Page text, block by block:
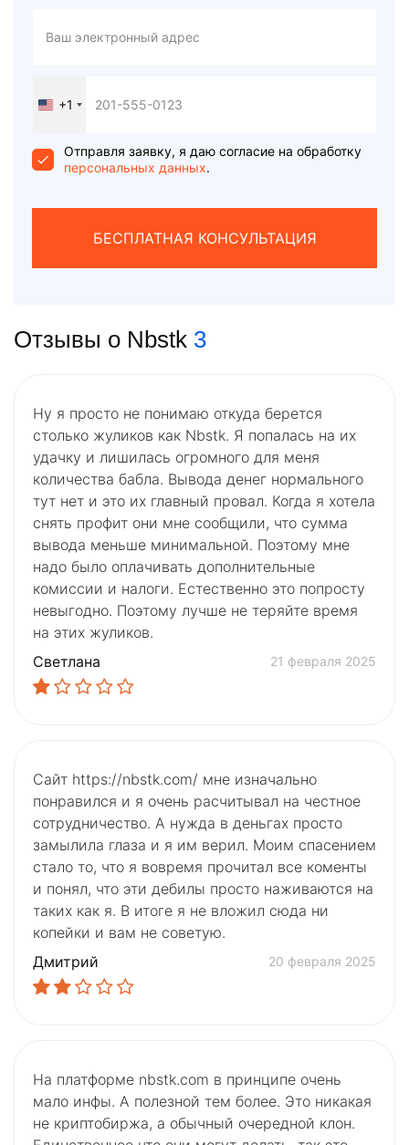
United
+1
+1
Отправля заявку, я даю согласие на обработку
персональных данных.
БЕСПЛАТНАЯ КОНСУЛЬТАЦИЯ
Отзывы о Nbstk 3
Ну я просто не понимаю откуда берется
столько жуликов как Nbstk. Я попалась на их
удачку и лишилась огромного для меня
количества бабла. Вывода денег нормального
тут нет и это их главный провал. Когда я хотела
снять профит они мне сообщили, что сумма
вывода меньше минимальной. Поэтому мне
надо было оплачивать дополнительные
комиссии и налоги. Естественно это попросту
невыгодно. Поэтому лучше не теряйте время
на этих жуликов.
Светлана
21 февраля 2025
Сайт https://nbstk.com/ мне изначально
понравился и я очень расчитывал на честное
сотрудничество. А нужда в деньгах просто
замылила глаза и я им верил. Моим спасением
стало то, что я вовремя прочитал все коменты
и понял, что эти дебилы просто наживаются на
таких как я. В итоге я не вложил сюда ни
копейки и вам не советую.
Дмитрий
20 февраля 2025
На платформе nbstk.com в принципе очень
мало инфы. А полезной тем более. Это никакая
не криптобиржа, а обычный очередной клон.